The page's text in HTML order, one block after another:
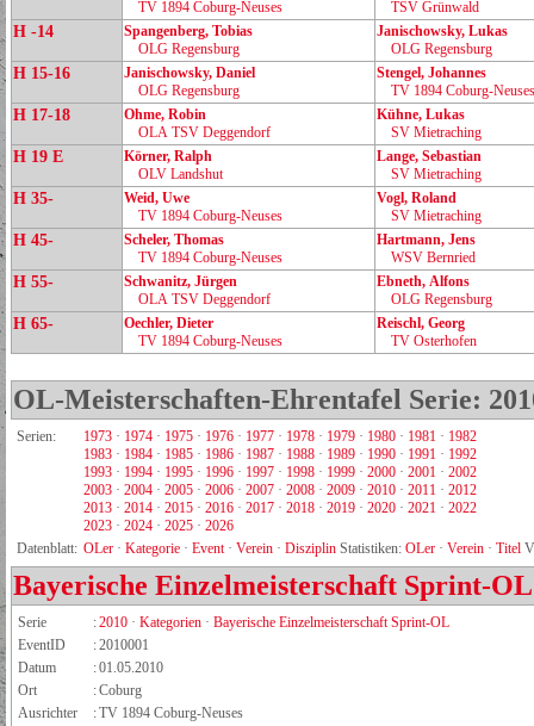
TV 1894 Coburg‑Neuses
TSV Grünwald
H -14
Spangenberg, Tobias
OLG Regensburg
Janischowsky, Lukas
OLG Regensburg
H 15-16
Janischowsky, Daniel
OLG Regensburg
Stengel, Johannes
TV 1894 Coburg‑Neuses
H 17-18
Ohme, Robin
OLA TSV Deggendorf
Kühne, Lukas
SV Mietraching
H 19 E
Körner, Ralph
OLV Landshut
Lange, Sebastian
SV Mietraching
H 35-
Weid, Uwe
TV 1894 Coburg‑Neuses
Vogl, Roland
SV Mietraching
H 45-
Scheler, Thomas
TV 1894 Coburg‑Neuses
Hartmann, Jens
WSV Bernried
H 55-
Schwanitz, Jürgen
OLA TSV Deggendorf
Ebneth, Alfons
OLG Regensburg
H 65-
Oechler, Dieter
TV 1894 Coburg‑Neuses
Reischl, Georg
TV Osterhofen
OL-Meisterschaften-Ehrentafel Serie:
Serien: 1973 · 1974 · 1975 · 1976 · 1977 · 1978 · 1979 · 1980 · 1981 · 1982
1983 · 1984 · 1985 · 1986 · 1987 · 1988 · 1989 · 1990 · 1991 · 1992
1993 · 1994 · 1995 · 1996 · 1997 · 1998 · 1999 · 2000 · 2001 · 2002
2003 · 2004 · 2005 · 2006 · 2007 · 2008 · 2009 · 2010 · 2011 · 2012
2013 · 2014 · 2015 · 2016 · 2017 · 2018 · 2019 · 2020 · 2021 · 2022
2023 · 2024 · 2025 · 2026
Datenblatt: OLer · Kategorie · Event· Verein · Disziplin Statistiken: OLer · Verein · Titel
Bayerische Einzelmeisterschaft Sprint-OL
Serie :2010 · Kategorien · Bayerische Einzelmeisterschaft Sprint-OL
EventID
:2010001
Datum
:01.05.2010
Ort
:Coburg
Ausrichter
:TV 1894 Coburg-Neuses